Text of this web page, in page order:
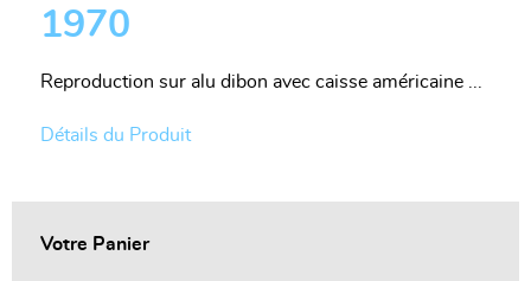
1970
Reproduction sur alu dibon avec caisse américaine ...
Détails du Produit
Votre Panier